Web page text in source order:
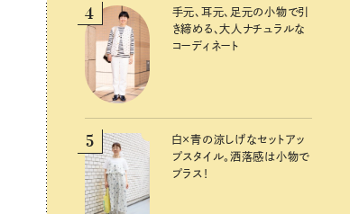
4
手元、耳元、足元の小物で引
き締める、大人ナチュラルな
コーディネート
5
白×青の涼しげなセットアッ
プスタイル。洒落感は小物で
プラス！
4
手元、耳元、足元の小物で引
き締める、大人ナチュラルな
コーディネート
5
白×青の涼しげなセットアッ
プスタイル。洒落感は小物で
プラス！